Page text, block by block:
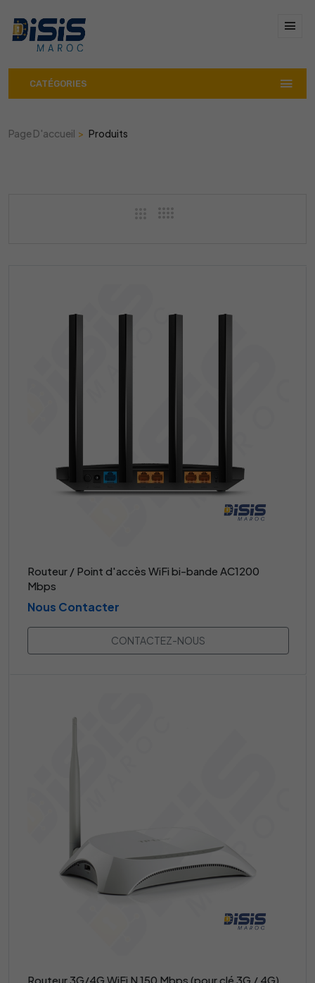
CATÉGORIES
Page D'accueil Produits
Routeur / Point d'accès WiFi bi-bande AC1200
Mbps
Nous Contacter
CONTACTEZ-NOUS
Routeur 3G/4G WiFi N 150 Mbps (pour clé 3G / 4G)